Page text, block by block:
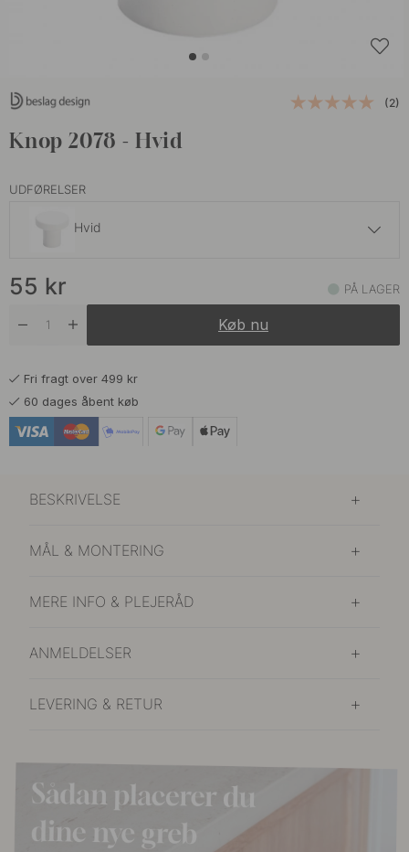
(2)
Knop 2078 - Hvid
UDFØRELSER
Hvid
På lager
På lager
Mat Sort
55 kr
55 kr
55 kr PÅ LAGER
Køb nu
Fri fragt over 499 kr
60 dages åbent køb
BESKRIVELSE
MÅL & MONTERING
MERE INFO & PLEJERÅD
ANMELDELSER
LEVERING & RETUR